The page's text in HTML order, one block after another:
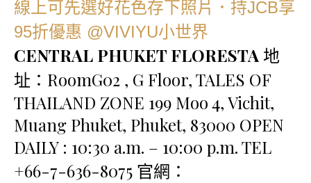
CENTRAL PHUKET FLORESTA 地
址：RoomG02 , G Floor, TALES OF
THAILAND ZONE 199 Moo 4, Vichit,
Muang Phuket, Phuket, 83000 OPEN
DAILY : 10:30 a.m. – 10:00 p.m. TEL
+66-7-636-8075 官網：